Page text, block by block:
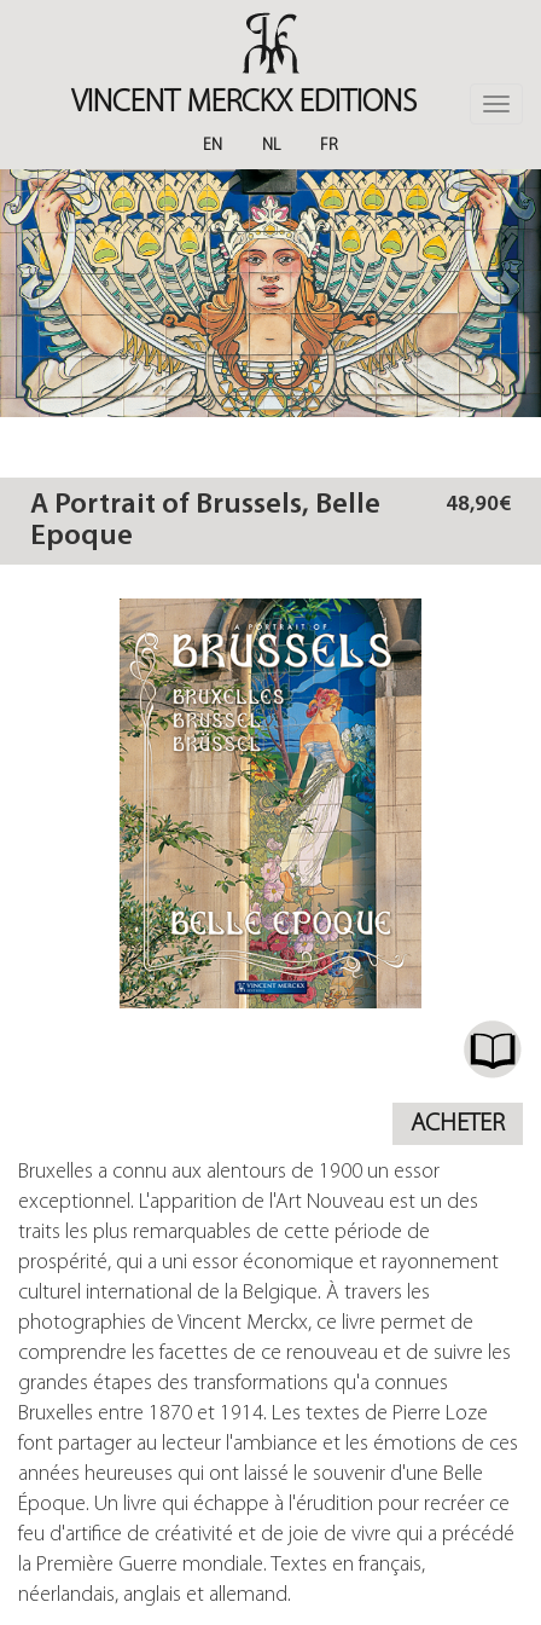
VINCENT MERCKX EDITIONS
Toggle
EN
NL FR
A Portrait of Brussels, Belle
Epoque
48,90€
ACHETER
Bruxelles a connu aux alentours de 1900 un essor
exceptionnel. L'apparition de l'Art Nouveau est un des
traits les plus remarquables de cette période de
prospérité, qui a uni essor économique et rayonnement
culturel international de la Belgique. À travers les
photographies de Vincent Merckx, ce livre permet de
comprendre les facettes de ce renouveau et de suivre les
grandes étapes des transformations qu'a connues
Bruxelles entre 1870 et 1914. Les textes de Pierre Loze
font partager au lecteur l'ambiance et les émotions de ces
années heureuses qui ont laissé le souvenir d'une Belle
Époque. Un livre qui échappe à l'érudition pour recréer ce
feu d'artifice de créativité et de joie de vivre qui a précédé
la Première Guerre mondiale. Textes en français,
néerlandais, anglais et allemand.